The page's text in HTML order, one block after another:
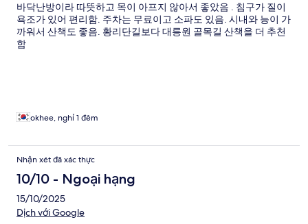
바닥난방이라 따뜻하고 목이 아프지 않아서 좋았음 . 침구가 질이
욕조가 있어 편리함. 주차는 무료이고 소파도 있음. 시내와 능이 가
까워서 산책도 좋음. 황리단길보다 대릉원 골목길 산책을 더 추천
함
okhee, nghỉ 1 đêm
Nhận xét đã xác thực
10/10 - Ngoại hạng
15/10/2025
Dịch với Google